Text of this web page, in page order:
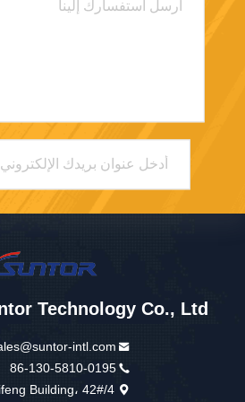
Technology Co., Ltd.
intl.com
86-130-5810-0195